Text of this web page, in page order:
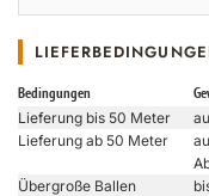
Bedingungen
Lieferung bis 50 Meter
Lieferung ab 50 Meter
Übergroße Ballen